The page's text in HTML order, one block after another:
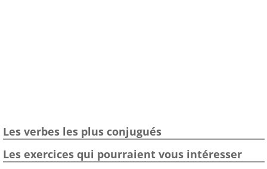
Les verbes les plus conjugués
Les exercices qui pourraient vous intéresser